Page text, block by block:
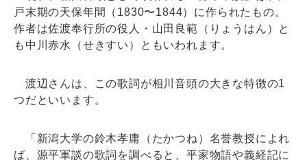
戸末期の天保年間（1830〜1844）に作られたもの。
作者は佐渡奉行所の役人・山田良範（りょうはん）と
も中川赤水（せきすい）ともいわれます。
渡辺さんは、この歌詞が相川音頭の大きな特徴の1
つだといいます。
「新潟大学の鈴木孝庸（たかつね）名誉教授によれ
ば、源平軍談の歌詞を調べると、平家物語や義経記に